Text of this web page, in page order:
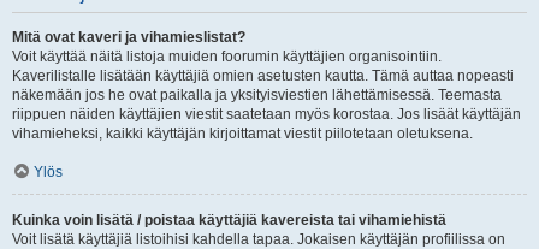
Mitä ovat kaveri ja vihamieslistat?
Voit käyttää näitä listoja muiden foorumin käyttäjien organisointiin.
Kaverilistalle lisätään käyttäjiä omien asetusten kautta. Tämä auttaa nopeasti
näkemään jos he ovat paikalla ja yksityisviestien lähettämisessä. Teemasta
riippuen näiden käyttäjien viestit saatetaan myös korostaa. Jos lisäät käyttäjän
vihamieheksi, kaikki käyttäjän kirjoittamat viestit piilotetaan oletuksena.
Ylös
Kuinka voin lisätä / poistaa käyttäjiä kavereista tai vihamiehistä
Voit lisätä käyttäjiä listoihisi kahdella tapaa. Jokaisen käyttäjän profiilissa on